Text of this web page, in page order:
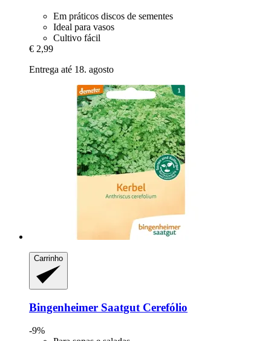
Em práticos discos de sementes
Ideal para vasos
Cultivo fácil
€ 2,99
Entrega até 18. agosto
Carrinho
Bingenheimer Saatgut Cerefólio
-9%